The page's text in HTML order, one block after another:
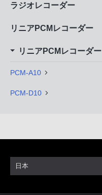
ラジオレコーダー
リニアPCMレコーダー
リニアPCMレコーダー
PCM-A10
PCM-D10
日本